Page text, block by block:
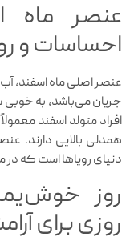
عنصر ماه
احساسات و
عنصر اصلی ماه اسفند،
جریان می‌باشد، به
افراد متولد اسفند
همدلی بالایی دارند.
دنیای رویاها است که
روز
روزی برای